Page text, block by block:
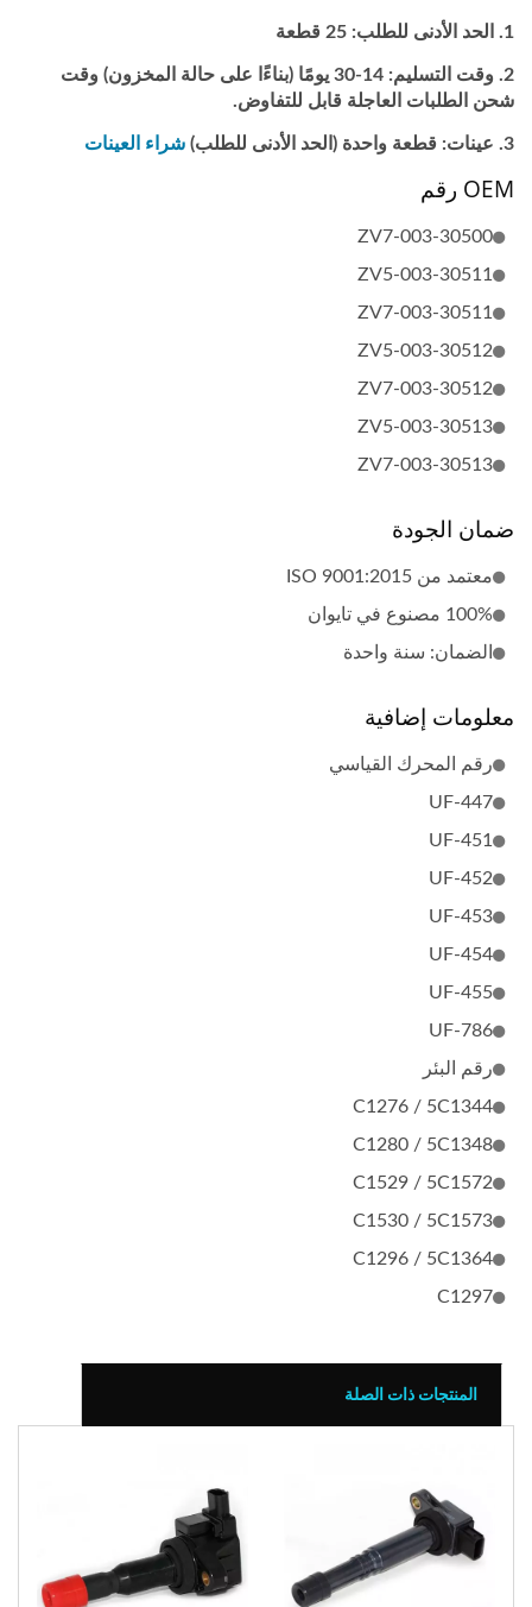
الحد الأدنى للطلب: 25 قطعة
وقت التسليم: 14-30 يومًا (بناءًا على حالة المخزون) وقت
شحن الطلبات العاجلة قابل للتفاوض.
عينات: قطعة واحدة (الحد الأدنى للطلب) شراء العينات
OEM رقم
30500-ZV7-003
30511-ZV5-003
30511-ZV7-003
30512-ZV5-003
30512-ZV7-003
30513-ZV5-003
30513-ZV7-003
ضمان الجودة
معتمد من ISO 9001:2015
100% مصنوع في تايوان
الضمان: سنة واحدة
معلومات إضافية
رقم المحرك القياسي
UF-447
UF-451
UF-452
UF-453
UF-454
UF-455
UF-786
رقم البئر
C1276 / 5C1344
C1280 / 5C1348
C1529 / 5C1572
C1530 / 5C1573
C1296 / 5C1364
C1297
المنتجات ذات الصلة